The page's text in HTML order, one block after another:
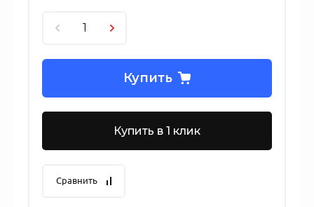
Купить
Купить в 1 клик
Сравнить